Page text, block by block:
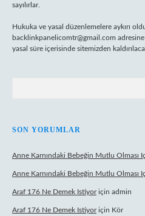
sayılırlar.
Hukuka ve yasal düzenlemelere aykırı
backlinkpanelicomtr@gmail.com
yasal süre içerisinde sitemizden
SON YORUMLAR
Anne Karnındaki Bebeğin Mutlu Olması
Anne Karnındaki Bebeğin Mutlu Olması
Araf 176 Ne Demek Istiyoriçin admin
Araf 176 Ne Demek Istiyoriçin Kör